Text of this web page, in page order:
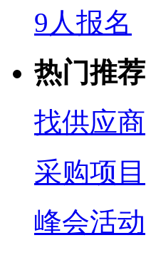
9人报名
热门推荐
找供应商
采购项目
峰会活动